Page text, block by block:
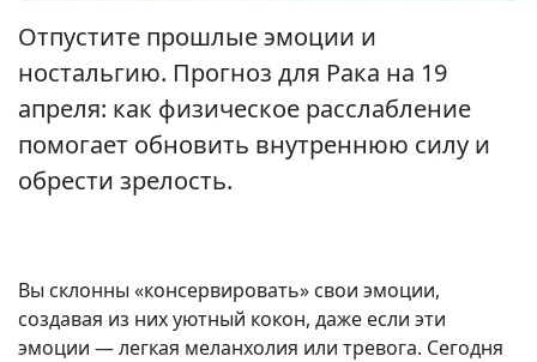
Отпустите прошлые эмоции и
ностальгию. Прогноз для Рака на 19
апреля: как физическое расслабление
помогает обновить внутреннюю силу и
обрести зрелость.
Вы склонны «консервировать» свои эмоции,
создавая из них уютный кокон, даже если эти
эмоции — легкая меланхолия или тревога. Сегодня